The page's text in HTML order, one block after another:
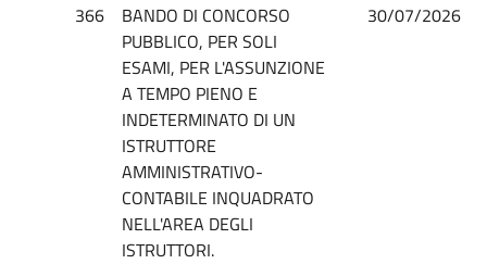
366
BANDO DI CONCORSO
PUBBLICO, PER SOLI
ESAMI, PER L'ASSUNZIONE
A TEMPO PIENO E
INDETERMINATO DI UN
ISTRUTTORE
AMMINISTRATIVO-
CONTABILE INQUADRATO
NELL'AREA DEGLI
ISTRUTTORI.
30/07/2026